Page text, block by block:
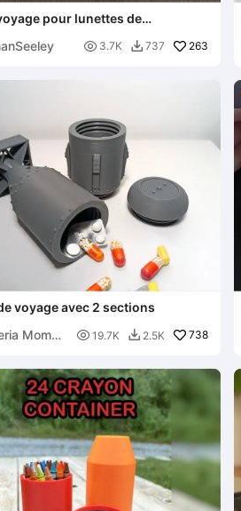
pour lunettes de
à impression intégrée
 3.7K  737 263
voyage avec 2 sections
Momo
 19.7K  2.5K 738